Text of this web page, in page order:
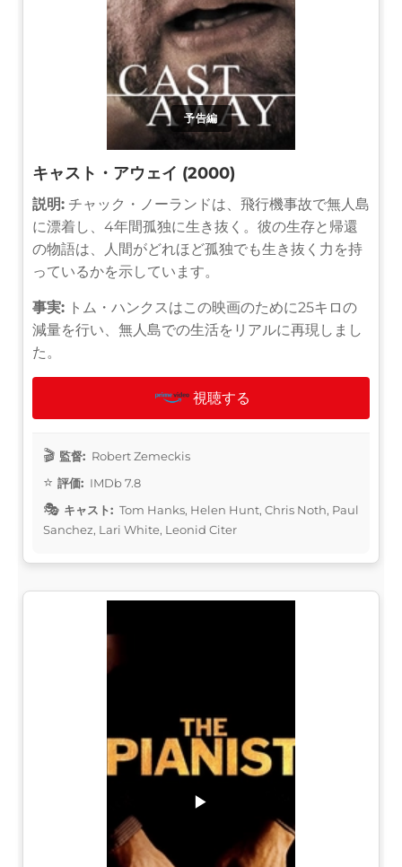
予告編
キャスト・アウェイ (2000)
説明: チャック・ノーランドは、飛行機事故で無人島
に漂着し、4年間孤独に生き抜く。彼の生存と帰還
の物語は、人間がどれほど孤独でも生き抜く力を持
っているかを示しています。
事実: トム・ハンクスはこの映画のために25キロの
減量を行い、無人島での生活をリアルに再現しまし
た。
視聴する
監督: Robert Zemeckis
評価: IMDb 7.8
キャスト: Tom Hanks, Helen Hunt, Chris Noth, Paul
Sanchez, Lari White, Leonid Citer
▶